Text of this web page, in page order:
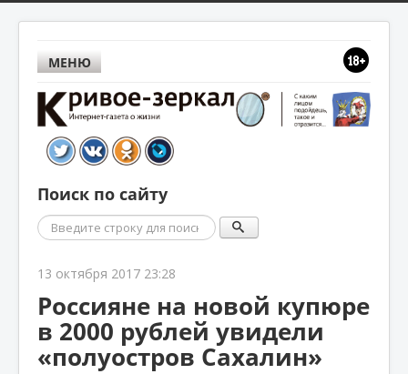
МЕНЮ
Поиск по сайту
Поиск
13 октября 2017 23:28
Россияне на новой купюре
в 2000 рублей увидели
«полуостров Сахалин»